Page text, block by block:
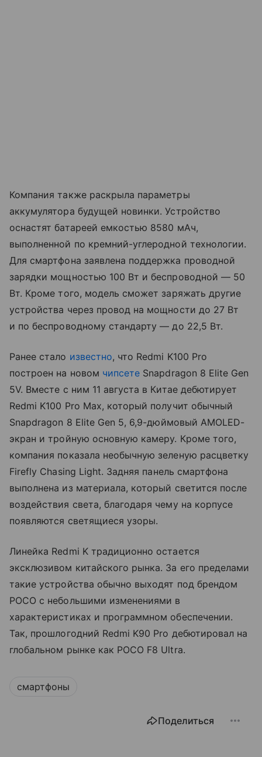
Компания также раскрыла параметры
аккумулятора будущей новинки. Устройство
оснастят батареей емкостью 8580 мАч,
выполненной по кремний-углеродной технологии.
Для смартфона заявлена поддержка проводной
зарядки мощностью 100 Вт и беспроводной — 50
Вт. Кроме того, модель сможет заряжать другие
устройства через провод на мощности до 27 Вт
и по беспроводному стандарту — до 22,5 Вт.
Ранее стало известно, что Redmi K100 Pro
построен на новом чипсете Snapdragon 8 Elite Gen
5V. Вместе с ним 11 августа в Китае дебютирует
Redmi K100 Pro Max, который получит обычный
Snapdragon 8 Elite Gen 5, 6,9-дюймовый AMOLED-
экран и тройную основную камеру. Кроме того,
компания показала необычную зеленую расцветку
Firefly Chasing Light. Задняя панель смартфона
выполнена из материала, который светится после
воздействия света, благодаря чему на корпусе
появляются светящиеся узоры.
Линейка Redmi K традиционно остается
эксклюзивом китайского рынка. За его пределами
такие устройства обычно выходят под брендом
POCO с небольшими изменениями в
характеристиках и программном обеспечении.
Так, прошлогодний Redmi K90 Pro дебютировал на
глобальном рынке как POCO F8 Ultra.
смартфоны
Поделиться